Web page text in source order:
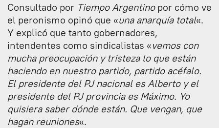
Consultado por Tiempo Argentinopor cómo ve
el peronismo opinó que «una anarquía total«.
Y explicó que tanto gobernadores,
intendentes como sindicalistas «vemos con
mucha preocupación y tristeza lo que están
haciendo en nuestro partido, partido acéfalo.
El presidente del PJ nacional es Alberto y el
presidente del PJ provincia es Máximo. Yo
quisiera saber dónde están. Que vengan, que
hagan reuniones«.